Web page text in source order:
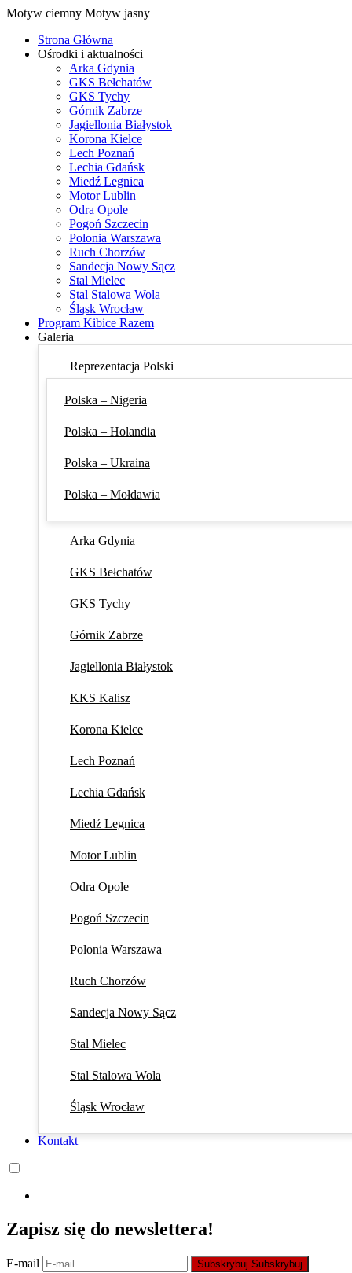
Motyw ciemny Motyw jasny
Strona Główna
Ośrodki i aktualności
Arka Gdynia
GKS Bełchatów
GKS Tychy
Górnik Zabrze
Jagiellonia Białystok
Korona Kielce
Lech Poznań
Lechia Gdańsk
Miedź Legnica
Motor Lublin
Odra Opole
Pogoń Szczecin
Polonia Warszawa
Ruch Chorzów
Sandecja Nowy Sącz
Stal Mielec
Stal Stalowa Wola
Śląsk Wrocław
Program Kibice Razem
Galeria
Reprezentacja Polski
Polska – Nigeria
Polska – Holandia
Polska – Ukraina
Polska – Mołdawia
Arka Gdynia
GKS Bełchatów
GKS Tychy
Górnik Zabrze
Jagiellonia Białystok
KKS Kalisz
Korona Kielce
Lech Poznań
Lechia Gdańsk
Miedź Legnica
Motor Lublin
Odra Opole
Pogoń Szczecin
Polonia Warszawa
Ruch Chorzów
Sandecja Nowy Sącz
Stal Mielec
Stal Stalowa Wola
Śląsk Wrocław
Kontakt
Zapisz się do newslettera!
E-mail Subskrybuj Subskrybuj